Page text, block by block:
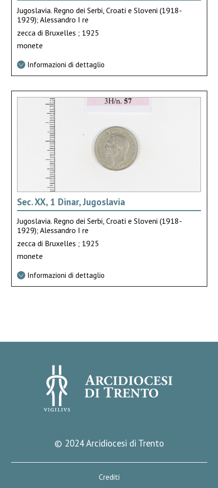
Jugoslavia. Regno dei Serbi, Croati e Sloveni (1918-
1929); Alessandro I re
zecca di Bruxelles ; 1925
monete
Informazioni di dettaglio
Sec. XX, 1 Dinar, Jugoslavia
Jugoslavia. Regno dei Serbi, Croati e Sloveni (1918-
1929); Alessandro I re
zecca di Bruxelles ; 1925
monete
Informazioni di dettaglio
© 2024 Arcidiocesi di Trento
Crediti